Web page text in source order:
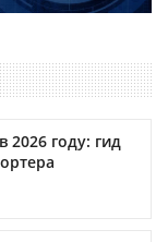
2026 году: гид